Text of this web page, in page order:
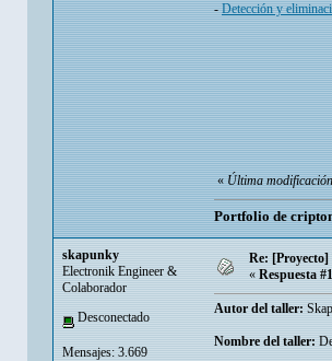
-Detección y
«Última
Portfolio de
skapunky
Electronik Engineer &
Colaborador
Desconectado
Mensajes: 3.669
Re:
« Respuesta
Autor del taller:
Nombre del taller: